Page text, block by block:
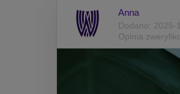
Anna
Dodano: 2025-
Opinia